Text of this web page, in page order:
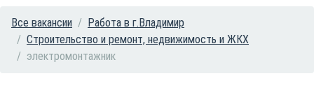
Все вакансии
Работа в г.Владимир
Строительство и ремонт, недвижимость и ЖКХ
электромонтажник